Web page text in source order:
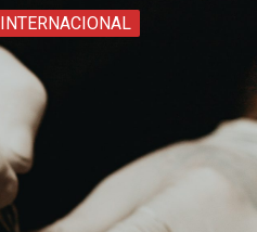
INTERNACIONAL